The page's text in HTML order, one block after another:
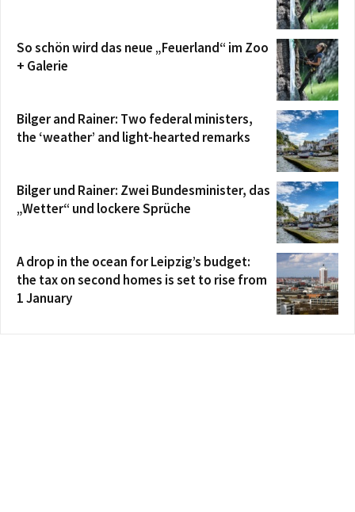
So schön wird das neue „Feuerland“ im Zoo
+ Galerie
Bilger and Rainer: Two federal ministers,
the ‘weather’ and light-hearted remarks
Bilger und Rainer: Zwei Bundesminister, das
„Wetter“ und lockere Sprüche
A drop in the ocean for Leipzig’s budget:
the tax on second homes is set to rise from
1 January